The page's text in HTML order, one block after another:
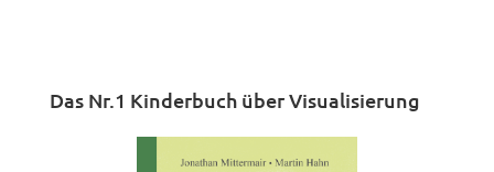
Das Nr.1 Kinderbuch über Visualisierung